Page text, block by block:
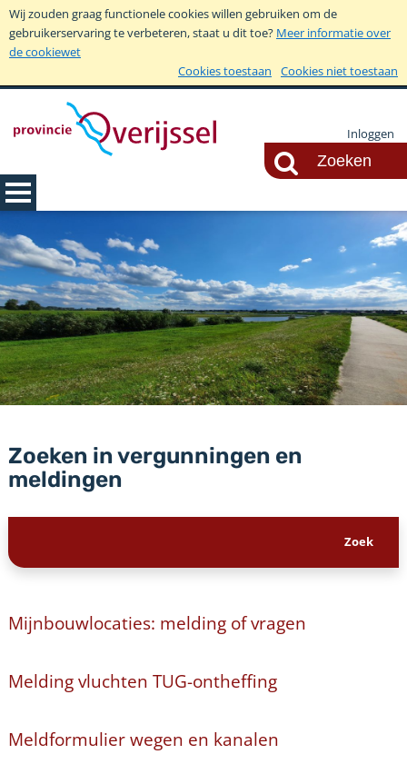
Wij zouden graag functionele cookies willen gebruiken om de
gebruikerservaring te verbeteren, staat u dit toe? Meer informatie over
de cookiewet
Cookies toestaan
Cookies niet toestaan
Inloggen
Zoeken in vergunningen en
meldingen
Mijnbouwlocaties: melding of vragen
Melding vluchten TUG-ontheffing
Meldformulier wegen en kanalen